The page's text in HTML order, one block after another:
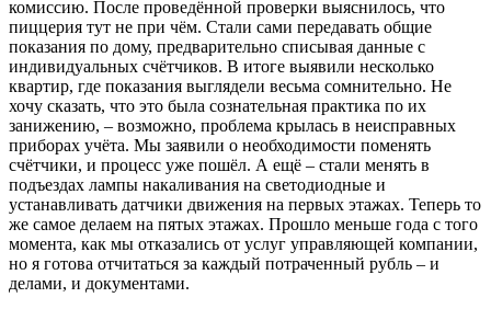
комиссию. После проведённой проверки выяснилось, что
пиццерия тут не при чём. Стали сами передавать общие
показания по дому, предварительно списывая данные с
индивидуальных счётчиков. В итоге выявили несколько
квартир, где показания выглядели весьма сомнительно. Не
хочу сказать, что это была сознательная практика по их
занижению, – возможно, проблема крылась в неисправных
приборах учёта. Мы заявили о необходимости поменять
счётчики, и процесс уже пошёл. А ещё – стали менять в
подъездах лампы накаливания на светодиодные и
устанавливать датчики движения на первых этажах. Теперь то
же самое делаем на пятых этажах. Прошло меньше года с того
момента, как мы отказались от услуг управляющей компании,
но я готова отчитаться за каждый потраченный рубль – и
делами, и документами.